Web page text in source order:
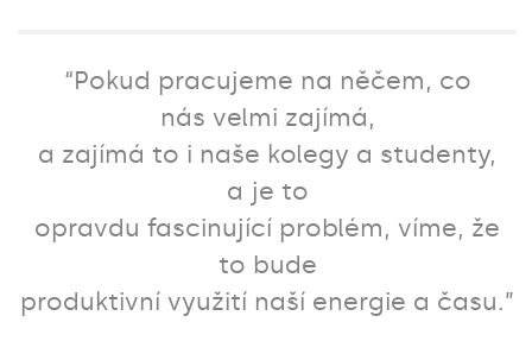
“Pokud pracujeme na něčem, co
nás velmi zajímá,
a zajímá to i naše kolegy a studenty,
a je to
opravdu fascinující problém, víme, že
to bude
produktivní využití naší energie a času.”